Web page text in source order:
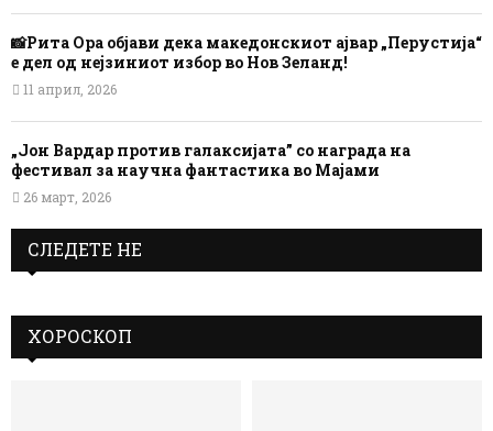
📸Рита Ора објави дека македонскиот ајвар „Перустија“
е дел од нејзиниот избор во Нов Зеланд!
11 април, 2026
„Јон Вардар против галаксијата” со награда на
фестивал за научна фантастика во Мајами
26 март, 2026
СЛЕДЕТЕ НЕ
ХОРОСКОП